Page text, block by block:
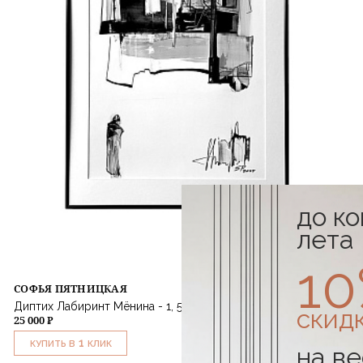
СОФЬЯ ПЯТНИЦКАЯ
Диптих Лабиринт Мёнина - 1, 50х70 см
25 000 ₽
КУПИТЬ В 1 КЛИК
до
лета
на